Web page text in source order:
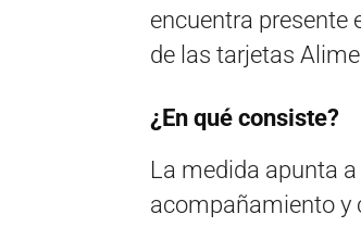
encuentra presente
de las tarjetas
¿En qué consiste?
La medida apunta
acompañamiento y